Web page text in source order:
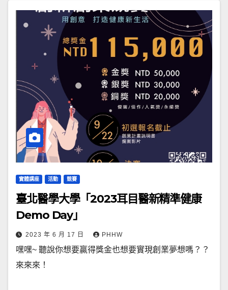
實體講座 活動 競賽
臺北醫學大學「2023耳目醫新精準健康
Demo Day」
2023 年 6 月 17 日 PHHW
嘿嘿~ 聽說你想要贏得獎金也想要實現創業夢想嗎？？
來來來！